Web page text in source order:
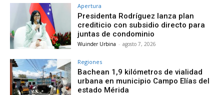
Apertura
Presidenta Rodríguez lanza plan
crediticio con subsidio directo para
juntas de condominio
Wuinder Urbina - agosto 7, 2026
Regiones
Bachean 1,9 kilómetros de vialidad
urbana en municipio Campo Elías del
estado Mérida